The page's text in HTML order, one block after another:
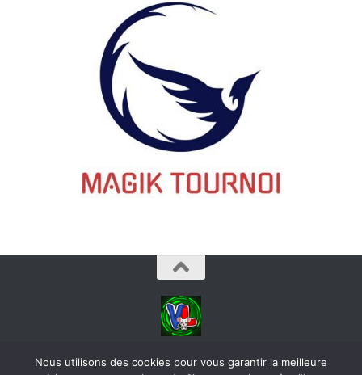
videoludos © 2026. Tous droits réservés.
Nous utilisons des cookies pour vous garantir la meilleure